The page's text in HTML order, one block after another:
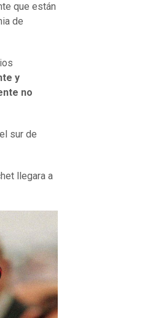
que están
de
y
no
sur de
llegara a